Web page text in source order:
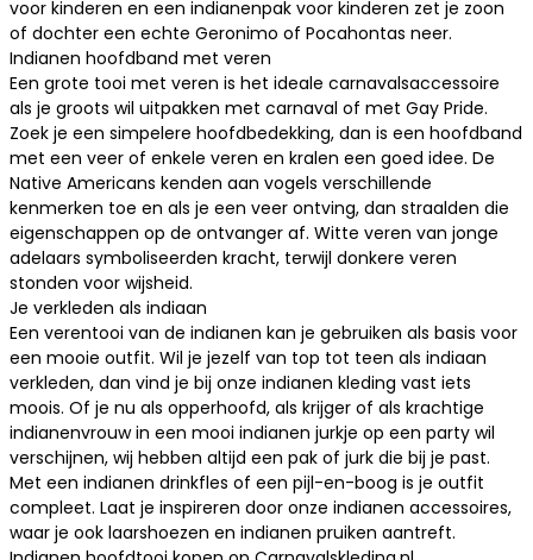
voor kinderen en een indianenpak voor kinderen zet je zoon
of dochter een echte Geronimo of Pocahontas neer.
Indianen hoofdband met veren
Een grote tooi met veren is het ideale carnavalsaccessoire
als je groots wil uitpakken met carnaval of met Gay Pride.
Zoek je een simpelere hoofdbedekking, dan is een hoofdband
met een veer of enkele veren en kralen een goed idee. De
Native Americans kenden aan vogels verschillende
kenmerken toe en als je een veer ontving, dan straalden die
eigenschappen op de ontvanger af. Witte veren van jonge
adelaars symboliseerden kracht, terwijl donkere veren
stonden voor wijsheid.
Je verkleden als indiaan
Een verentooi van de indianen kan je gebruiken als basis voor
een mooie outfit. Wil je jezelf van top tot teen als indiaan
verkleden, dan vind je bij onze indianen kleding vast iets
moois. Of je nu als opperhoofd, als krijger of als krachtige
indianenvrouw in een mooi indianen jurkje op een party wil
verschijnen, wij hebben altijd een pak of jurk die bij je past.
Met een indianen drinkfles of een pijl-en-boog is je outfit
compleet. Laat je inspireren door onze indianen accessoires,
waar je ook laarshoezen en indianen pruiken aantreft.